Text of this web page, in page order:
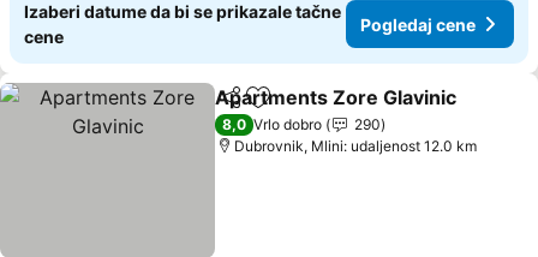
Izaberi datume da bi se prikazale tačne
cene
Pogledaj cene
Deli Dodati u favorite
Apartments Zore Glavinic
8,0 Vrlo dobro
290
Dubrovnik, Mlini: udaljenost 12.0 km